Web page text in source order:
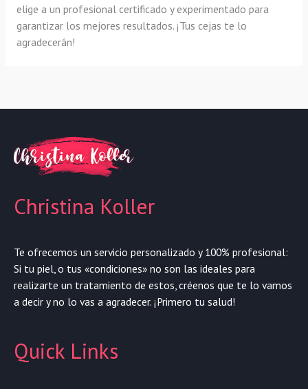
elige a un profesional certificado y experimentado para
garantizar los mejores resultados. ¡Tus cejas te lo
agradecerán!
Christina Koller
Te ofrecemos un servicio personalizado y 100% profesional:
Si tu piel, o tus «condiciones» no son las ideales para
realizarte un tratamiento de estos, créenos que te lo vamos
a decir y no lo vas a agradecer. ¡Primero tu salud!
Quick Links